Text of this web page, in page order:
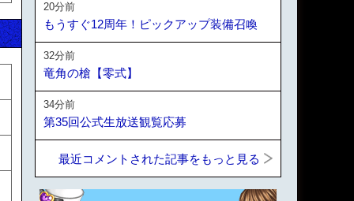
20分前
もうすぐ12周年！ピックアップ装備召喚
32分前
竜角の槍【零式】
34分前
第35回公式生放送観覧応募
最近コメントされた記事をもっと見る